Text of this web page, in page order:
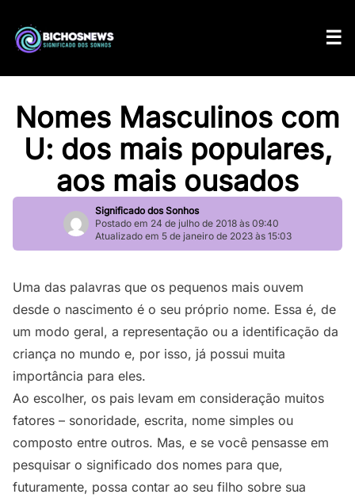
Nomes Masculinos com
U: dos mais populares,
aos mais ousados
Significado dos Sonhos
Postado em 24 de julho de 2018 às 09:40
Atualizado em 5 de janeiro de 2023 às 15:03
Uma das palavras que os pequenos mais ouvem
desde o nascimento é o seu próprio nome. Essa é, de
um modo geral, a representação ou a identificação da
criança no mundo e, por isso, já possui muita
importância para eles.
Ao escolher, os pais levam em consideração muitos
fatores – sonoridade, escrita, nome simples ou
composto entre outros. Mas, e se você pensasse em
pesquisar o significado dos nomes para que,
futuramente, possa contar ao seu filho sobre sua